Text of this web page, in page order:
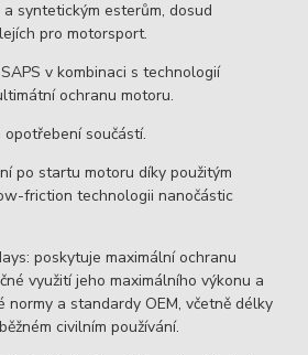
syntetickým esterům, dosud
pro motorsport.
v kombinaci s technologií
ochranu motoru.
součástí.
po startu motoru díky použitým
friction technologii nanočástic
poskytuje maximální ochranu
využití jeho maximálního výkonu a
normy a standardy OEM, včetně délky
civilním používání.